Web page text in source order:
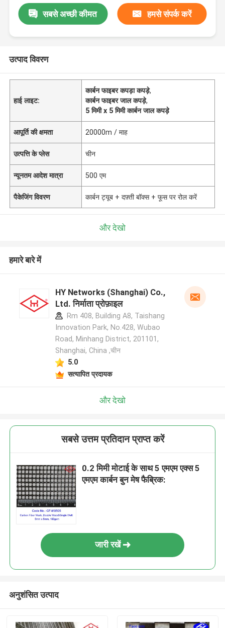
सबसे अच्छी कीमत हमसे संपर्क करें
उत्पाद विवरण
हाई लाइट:
कार्बन फाइबर कपड़ा कपड़े,
कार्बन फाइबर जाल कपड़े,
5 मिमी x 5 मिमी कार्बन जाल कपड़े
आपूर्ति की क्षमता 20000m / माह
उत्पत्ति के प्लेस चीन
न्यूनतम आदेश मात्रा 500 एम
पैकेजिंग विवरण कार्बन ट्यूब + दफ़्ती बॉक्स + फूस पर रोल करें
और देखो
हमारे बारे में
HY Networks (Shanghai) Co.,
Ltd. निर्माता प्रोफ़ाइल
Rm 408, Building A8, Taishang
Innovation Park, No.428, Wubao
Road, Minhang District, 201101,
Shanghai, China ,चीन
5.0
सत्यापित प्रदायक
और देखो
सबसे उत्तम प्रतिदान प्राप्त करें
0.2 मिमी मोटाई के साथ 5 एमएम एक्स 5
एमएम कार्बन बुन मेष फैब्रिक:
जारी रखें
अनुशंसित उत्पाद